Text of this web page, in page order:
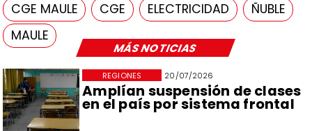
MÁS NOTICIAS
20/07/2026
Amplían suspensión de clases
en el país por sistema frontal
REGIONES
CGE MAULE CGE ELECTRICIDAD
ÑUBLE
MAULE